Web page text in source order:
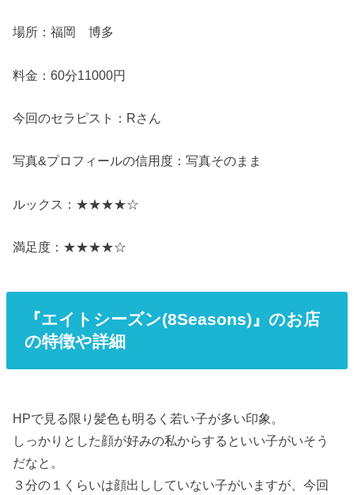
場所：福岡 博多
料金：60分11000円
今回のセラピスト：Rさん
写真&プロフィールの信用度：写真そのまま
ルックス：★★★★☆
満足度：★★★★☆
『エイトシーズン(8Seasons)』のお店
の特徴や詳細
HPで見る限り髪色も明るく若い子が多い印象。
しっかりとした顔が好みの私からするといい子がいそう
だなと。
３分の１くらいは顔出ししていない子がいますが、今回